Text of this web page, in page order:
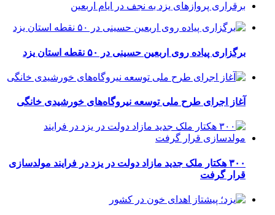
برقراری پرواز‌های یزد به نجف در ایام اربعین
برگزاری پیاده روی اربعین حسینی در ۵۰ نقطه استان یزد
آغاز اجرای طرح ملی توسعه نیروگاه‌های خورشیدی خانگی
۳۰۰ هکتار ملک جدید مازاد دولت در یزد در فرایند مولدسازی
قرار گرفت